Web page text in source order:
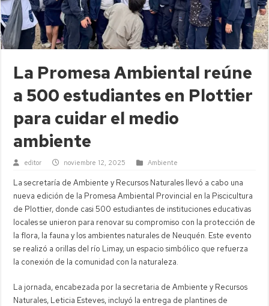
La Promesa Ambiental reúne
a 500 estudiantes en Plottier
para cuidar el medio
ambiente
editor noviembre 12, 2025 Ambiente
La secretaría de Ambiente y Recursos Naturales llevó a cabo una
nueva edición de la Promesa Ambiental Provincial en la Piscicultura
de Plottier, donde casi 500 estudiantes de instituciones educativas
locales se unieron para renovar su compromiso con la protección de
la flora, la fauna y los ambientes naturales de Neuquén. Este evento
se realizó a orillas del río Limay, un espacio simbólico que refuerza
la conexión de la comunidad con la naturaleza.
La jornada, encabezada por la secretaria de Ambiente y Recursos
Naturales, Leticia Esteves, incluyó la entrega de plantines de